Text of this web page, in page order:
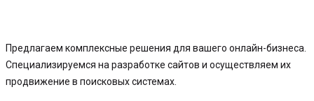
Предлагаем комплексные решения для вашего онлайн-бизнеса.
Специализируемся на разработке сайтов и осуществляем их
продвижение в поисковых системах.